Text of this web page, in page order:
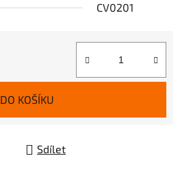
CV0201
DO KOŠÍKU
Sdílet